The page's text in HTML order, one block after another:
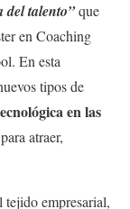
del talento”que
en Coaching
En esta
tipos de
en las
atraer,
empresarial,